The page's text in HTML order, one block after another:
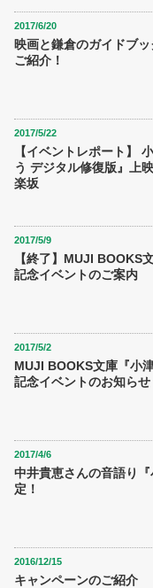
2017/6/20
映画と鎌倉のガイドブ
ご紹介！
2017/5/22
【イベントレポート】
う デジタル修復版』上
楽坂
2017/5/9
【終了】MUJI BOOKS
記念イベントのご案内
2017/5/2
MUJI BOOKS文庫『小
記念イベントのお知らせ
2017/4/6
中井貴恵さんの音語り
定！
2016/12/15
キャンペーンのご紹介